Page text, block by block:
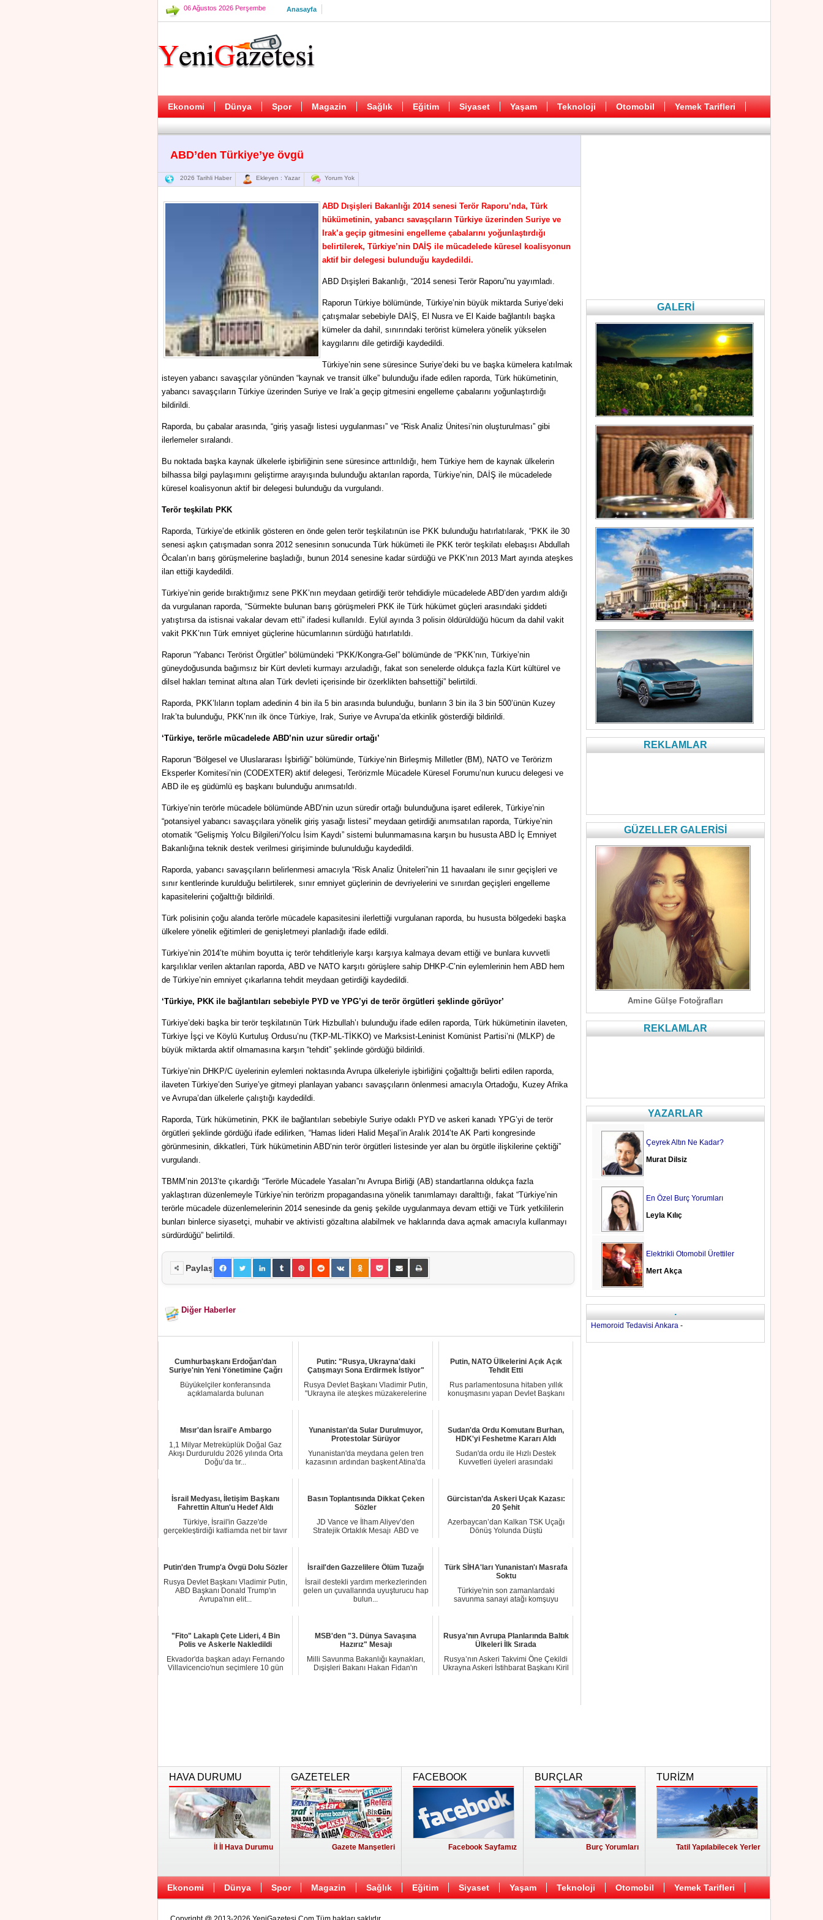
06 Ağustos 2026 Perşembe Anasayfa
Ekonomi Dünya Spor Magazin Sağlık Eğitim Siyaset Yaşam Teknoloji Otomobil Yemek Tarifleri
ABD’den Türkiye’ye övgü
2026 Tarihli Haber Ekleyen : Yazar Yorum Yok
ABD Dışişleri Bakanlığı 2014 senesi Terör Raporu’nda, Türk
hükümetinin, yabancı savaşçıların Türkiye üzerinden Suriye ve
Irak’a geçip gitmesini engelleme çabalarını yoğunlaştırdığı
belirtilerek, Türkiye’nin DAİŞ ile mücadelede küresel koalisyonun
aktif bir delegesi bulunduğu kaydedildi.
ABD Dışişleri Bakanlığı, “2014 senesi Terör Raporu”nu yayımladı.
Raporun Türkiye bölümünde, Türkiye’nin büyük miktarda Suriye’deki
çatışmalar sebebiyle DAİŞ, El Nusra ve El Kaide bağlantılı başka
kümeler da dahil, sınırındaki terörist kümelera yönelik yükselen
kaygılarını dile getirdiği kaydedildi.
Türkiye’nin sene süresince Suriye’deki bu ve başka kümelera katılmak
isteyen yabancı savaşçılar yönünden “kaynak ve transit ülke” bulunduğu ifade edilen raporda, Türk hükümetinin,
yabancı savaşçıların Türkiye üzerinden Suriye ve Irak’a geçip gitmesini engelleme çabalarını yoğunlaştırdığı
bildirildi.
Raporda, bu çabalar arasında, “giriş yasağı listesi uygulanması” ve “Risk Analiz Ünitesi’nin oluşturulması” gibi
ilerlemeler sıralandı.
Bu noktada başka kaynak ülkelerle işbirliğinin sene süresince arttırıldığı, hem Türkiye hem de kaynak ülkelerin
bilhassa bilgi paylaşımını geliştirme arayışında bulunduğu aktarılan raporda, Türkiye’nin, DAİŞ ile mücadelede
küresel koalisyonun aktif bir delegesi bulunduğu da vurgulandı.
Terör teşkilatı PKK
Raporda, Türkiye’de etkinlik gösteren en önde gelen terör teşkilatınün ise PKK bulunduğu hatırlatılarak, “PKK ile 30
senesi aşkın çatışmadan sonra 2012 senesinın sonucunda Türk hükümeti ile PKK terör teşkilatı elebaşısı Abdullah
Öcalan’ın barış görüşmelerine başladığı, bunun 2014 senesine kadar sürdüğü ve PKK’nın 2013 Mart ayında ateşkes
ilan ettiği kaydedildi.
Türkiye’nin geride bıraktığımız sene PKK’nın meydaan getirdiği terör tehdidiyle mücadelede ABD’den yardım aldığı
da vurgulanan raporda, “Sürmekte bulunan barış görüşmeleri PKK ile Türk hükümet güçleri arasındaki şiddeti
yatıştırsa da istisnai vakalar devam etti” ifadesi kullanıldı. Eylül ayında 3 polisin öldürüldüğü hücum da dahil vakit
vakit PKK’nın Türk emniyet güçlerine hücumlarının sürdüğü hatırlatıldı.
Raporun “Yabancı Terörist Örgütler” bölümündeki “PKK/Kongra-Gel” bölümünde de “PKK’nın, Türkiye’nin
güneydoğusunda bağımsız bir Kürt devleti kurmayı arzuladığı, fakat son senelerde oldukça fazla Kürt kültürel ve
dilsel hakları teminat altına alan Türk devleti içerisinde bir özerklikten bahsettiği” belirtildi.
Raporda, PKK’lıların toplam adedinin 4 bin ila 5 bin arasında bulunduğu, bunların 3 bin ila 3 bin 500’ünün Kuzey
Irak’ta bulunduğu, PKK’nın ilk önce Türkiye, Irak, Suriye ve Avrupa’da etkinlik gösterdiği bildirildi.
‘Türkiye, terörle mücadelede ABD’nin uzur süredir ortağı’
Raporun “Bölgesel ve Uluslararası İşbirliği” bölümünde, Türkiye’nin Birleşmiş Milletler (BM), NATO ve Terörizm
Eksperler Komitesi’nin (CODEXTER) aktif delegesi, Terörizmle Mücadele Küresel Forumu’nun kurucu delegesi ve
ABD ile eş güdümlü eş başkanı bulunduğu anımsatıldı.
Türkiye’nin terörle mücadele bölümünde ABD’nin uzun süredir ortağı bulunduğuna işaret edilerek, Türkiye’nin
“potansiyel yabancı savaşçılara yönelik giriş yasağı listesi” meydaan getirdiği anımsatılan raporda, Türkiye’nin
otomatik “Gelişmiş Yolcu Bilgileri/Yolcu İsim Kaydı” sistemi bulunmamasına karşın bu hususta ABD İç Emniyet
Bakanlığına teknik destek verilmesi girişiminde bulunulduğu kaydedildi.
Raporda, yabancı savaşçıların belirlenmesi amacıyla “Risk Analiz Üniteleri”nin 11 havaalanı ile sınır geçişleri ve
sınır kentlerinde kurulduğu belirtilerek, sınır emniyet güçlerinin de devriyelerini ve sınırdan geçişleri engelleme
kapasitelerini çoğalttığı bildirildi.
Türk polisinin çoğu alanda terörle mücadele kapasitesini ilerlettiği vurgulanan raporda, bu hususta bölgedeki başka
ülkelere yönelik eğitimleri de genişletmeyi planladığı ifade edildi.
Türkiye’nin 2014’te mühim boyutta iç terör tehditleriyle karşı karşıya kalmaya devam ettiği ve bunlara kuvvetli
karşılıklar verilen aktarılan raporda, ABD ve NATO karşıtı görüşlere sahip DHKP-C’nin eylemlerinin hem ABD hem
de Türkiye’nin emniyet çıkarlarına tehdit meydaan getirdiği kaydedildi.
‘Türkiye, PKK ile bağlantıları sebebiyle PYD ve YPG’yi de terör örgütleri şeklinde görüyor’
Türkiye’deki başka bir terör teşkilatınün Türk Hizbullah’ı bulunduğu ifade edilen raporda, Türk hükümetinin ilaveten,
Türkiye İşçi ve Köylü Kurtuluş Ordusu’nu (TKP-ML-TİKKO) ve Marksist-Leninist Komünist Partisi’ni (MLKP) de
büyük miktarda aktif olmamasına karşın “tehdit” şeklinde gördüğü bildirildi.
Türkiye’nin DHKP/C üyelerinin eylemleri noktasında Avrupa ülkeleriyle işbirliğini çoğalttığı belirti edilen raporda,
ilaveten Türkiye’den Suriye’ye gitmeyi planlayan yabancı savaşçıların önlenmesi amacıyla Ortadoğu, Kuzey Afrika
ve Avrupa’dan ülkelerle çalıştığı kaydedildi.
Raporda, Türk hükümetinin, PKK ile bağlantıları sebebiyle Suriye odaklı PYD ve askeri kanadı YPG’yi de terör
örgütleri şeklinde gördüğü ifade edilirken, “Hamas lideri Halid Meşal’in Aralık 2014’te AK Parti kongresinde
görünmesinin, dikkatleri, Türk hükümetinin ABD’nin terör örgütleri listesinde yer alan bu örgütle ilişkilerine çektiği”
vurgulandı.
TBMM’nin 2013’te çıkardığı “Terörle Mücadele Yasaları”nı Avrupa Birliği (AB) standartlarına oldukça fazla
yaklaştıran düzenlemeyle Türkiye’nin terörizm propagandasına yönelik tanımlamayı daralttığı, fakat “Türkiye’nin
terörle mücadele düzenlemelerinin 2014 senesinde da geniş şekilde uygulanmaya devam ettiği ve Türk yetkililerin
bunları binlerce siyasetçi, muhabir ve aktivisti gözaltına alabilmek ve haklarında dava açmak amacıyla kullanmayı
sürdürdüğü” belirtildi.
Paylaş
Diğer Haberler
Cumhurbaşkanı Erdoğan'dan
Suriye'nin Yeni Yönetimine Çağrı
Büyükelçiler konferansında
açıklamalarda bulunan
Putin: "Rusya, Ukrayna'daki
Çatışmayı Sona Erdirmek İstiyor"
Rusya Devlet Başkanı Vladimir Putin,
"Ukrayna ile ateşkes müzakerelerine
Putin, NATO Ülkelerini Açık Açık
Tehdit Etti
Rus parlamentosuna hitaben yıllık
konuşmasını yapan Devlet Başkanı
Mısır'dan İsrail'e Ambargo
1,1 Milyar Metreküplük Doğal Gaz
Akışı Durduruldu 2026 yılında Orta
Doğu’da tır...
Yunanistan'da Sular Durulmuyor,
Protestolar Sürüyor
Yunanistan'da meydana gelen tren
kazasının ardından başkent Atina'da
Sudan'da Ordu Komutanı Burhan,
HDK'yi Feshetme Kararı Aldı
Sudan'da ordu ile Hızlı Destek
Kuvvetleri üyeleri arasındaki
İsrail Medyası, İletişim Başkanı
Fahrettin Altun'u Hedef Aldı
Türkiye, İsrail'in Gazze'de
gerçekleştirdiği katliamda net bir tavır
Basın Toplantısında Dikkat Çeken
Sözler
JD Vance ve İlham Aliyev’den
Stratejik Ortaklık Mesajı ABD ve
Gürcistan’da Askeri Uçak Kazası:
20 Şehit
Azerbaycan’dan Kalkan TSK Uçağı
Dönüş Yolunda Düştü
Putin'den Trump'a Övgü Dolu Sözler
Rusya Devlet Başkanı Vladimir Putin,
ABD Başkanı Donald Trump'ın
Avrupa'nın elit...
İsrail'den Gazzelilere Ölüm Tuzağı
İsrail destekli yardım merkezlerinden
gelen un çuvallarında uyuşturucu hap
bulun...
Türk SİHA'ları Yunanistan'ı Masrafa
Soktu
Türkiye'nin son zamanlardaki
savunma sanayi atağı komşuyu
"Fito" Lakaplı Çete Lideri, 4 Bin
Polis ve Askerle Nakledildi
Ekvador'da başkan adayı Fernando
Villavicencio'nun seçimlere 10 gün
MSB'den "3. Dünya Savaşına
Hazırız" Mesajı
Milli Savunma Bakanlığı kaynakları,
Dışişleri Bakanı Hakan Fidan'ın
Rusya'nın Avrupa Planlarında Baltık
Ülkeleri İlk Sırada
Rusya’nın Askeri Takvimi Öne Çekildi
Ukrayna Askeri İstihbarat Başkanı Kiril
GALERİ
REKLAMLAR
GÜZELLER GALERİSİ
Amine Gülşe Fotoğrafları
REKLAMLAR
YAZARLAR
Çeyrek Altın Ne Kadar?
Murat Dilsiz
En Özel Burç Yorumları
Leyla Kılıç
Elektrikli Otomobil Ürettiler
Mert Akça
.
Hemoroid Tedavisi Ankara -
HAVA DURUMU
İl İl Hava Durumu
GAZETELER
Gazete Manşetleri
FACEBOOK
Facebook Sayfamız
BURÇLAR
Burç Yorumları
TURİZM
Tatil Yapılabilecek Yerler
Ekonomi Dünya Spor Magazin Sağlık Eğitim Siyaset Yaşam Teknoloji Otomobil Yemek Tarifleri